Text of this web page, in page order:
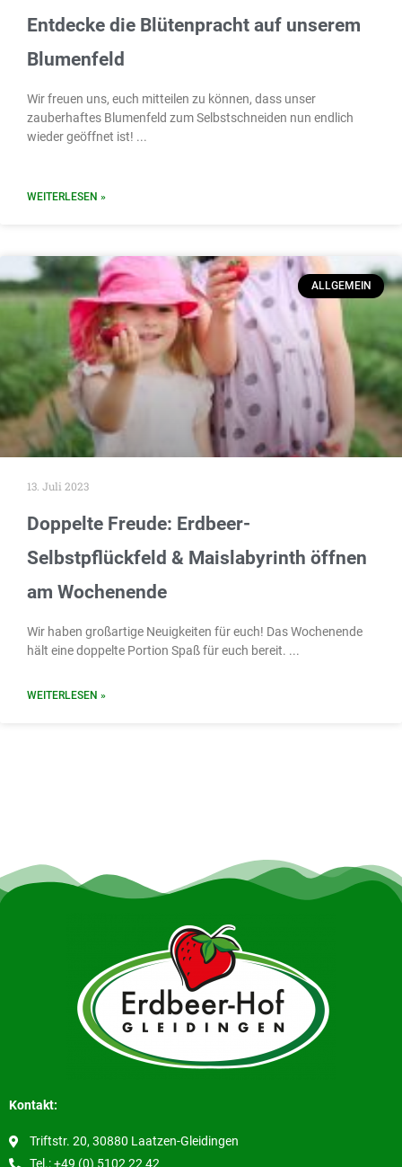
Entdecke die Blütenpracht auf unserem
Blumenfeld
Wir freuen uns, euch mitteilen zu können, dass unser
zauberhaftes Blumenfeld zum Selbstschneiden nun endlich
wieder geöffnet ist!
WEITERLESEN »
ALLGEMEIN
Doppelte Freude: Erdbeer-
Selbstpflückfeld & Maislabyrinth öffnen
am Wochenende
Wir haben großartige Neuigkeiten für euch! Das Wochenende
hält eine doppelte Portion Spaß für euch bereit.
WEITERLESEN »
13. Juli 2023
Kontakt:
Triftstr. 20, 30880 Laatzen-Gleidingen
Tel.: +49 (0) 5102 22 42